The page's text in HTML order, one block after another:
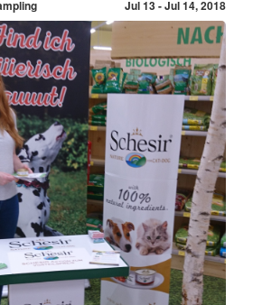
Jul 13 - Jul 14, 2018